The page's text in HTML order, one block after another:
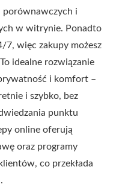
porównawczych i
w witrynie. Ponadto
7, więc zakupy możesz
idealne rozwiązanie
i komfort –
i szybko, bez
punktu
online oferują
oraz programy
co przekłada